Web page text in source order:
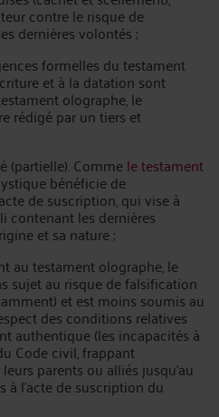
contre le risque de
dernières volontés ;
formelles du testament
et à la datation sont
olographe, le
rédigé par un tiers et
(partielle). Commele testament
bénéficie de
de suscription, qui vise à
contenant les dernières
et sa nature ;
au testament olographe, le
sujet au risque de falsification
et est moins soumis au
des conditions relatives
authentique (les incapacités à
Code civil, frappant
parents ou alliés jusqu'au
à l'acte de suscription du